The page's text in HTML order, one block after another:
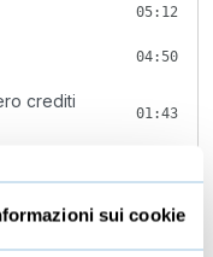
sui cookie
05:12
04:50
crediti
01:43
09:38
al recupero